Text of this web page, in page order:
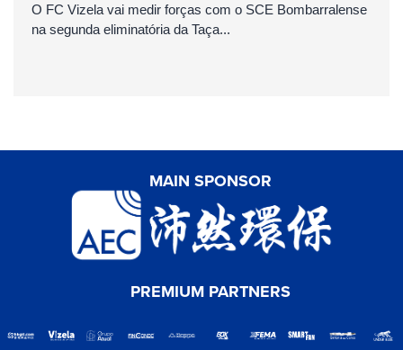
O FC Vizela vai medir forças com o SCE Bombarralense
na segunda eliminatória da Taça...
MAIN SPONSOR
PREMIUM PARTNERS